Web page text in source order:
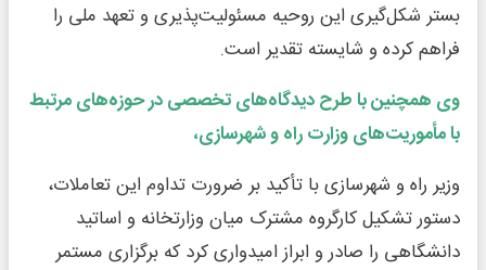
بستر شکل‌گیری این روحیه مسئولیت‌پذیری و تعهد ملی را
فراهم کرده و شایسته تقدیر است.
وی همچنین با طرح دیدگاه‌های تخصصی در حوزه‌های مرتبط
با مأموریت‌های وزارت راه و شهرسازی،
وزیر راه و شهرسازی با تأکید بر ضرورت تداوم این تعاملات،
دستور تشکیل کارگروه مشترک میان وزارتخانه و اساتید
دانشگاهی را صادر و ابراز امیدواری کرد که برگزاری مستمر